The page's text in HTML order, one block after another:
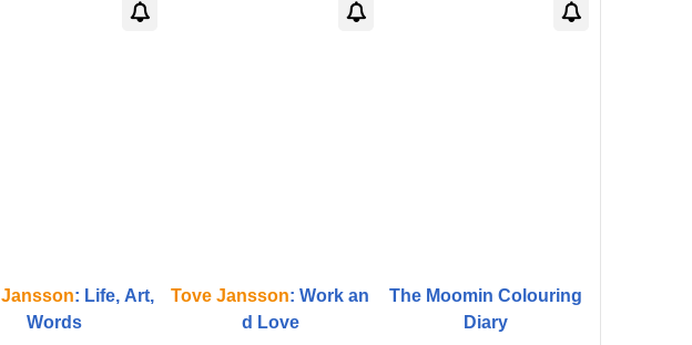
Jansson: Life, Art,
Words
Tove Jansson: Work an
d Love
The Moomin Colouring
Diary